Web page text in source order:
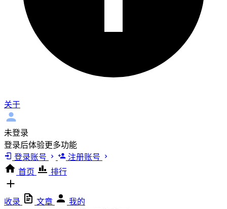
关于
未登录
登录后体验更多功能
登录账号
注册账号
首页
排行
收录 文章
我的